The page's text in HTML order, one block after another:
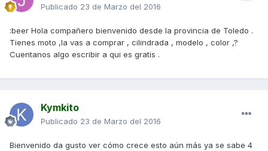
Publicado 23 de Marzo del 2016
:beer Hola compañero bienvenido desde la provincia de Toledo .
Tienes moto ,la vas a comprar , cilindrada , modelo , color ,?
Cuentanos algo escribir a qui es gratis .
Kymkito
Publicado 23 de Marzo del 2016
Bienvenido da gusto ver cómo crece esto aún más ya se sabe 4